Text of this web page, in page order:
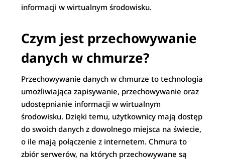
informacji w wirtualnym środowisku.
Czym jest przechowywanie
danych w chmurze?
Przechowywanie danych w chmurze to technologia
umożliwiająca zapisywanie, przechowywanie oraz
udostępnianie informacji w wirtualnym
środowisku. Dzięki temu, użytkownicy mają dostęp
do swoich danych z dowolnego miejsca na świecie,
o ile mają połączenie z internetem. Chmura to
zbiór serwerów, na których przechowywane są